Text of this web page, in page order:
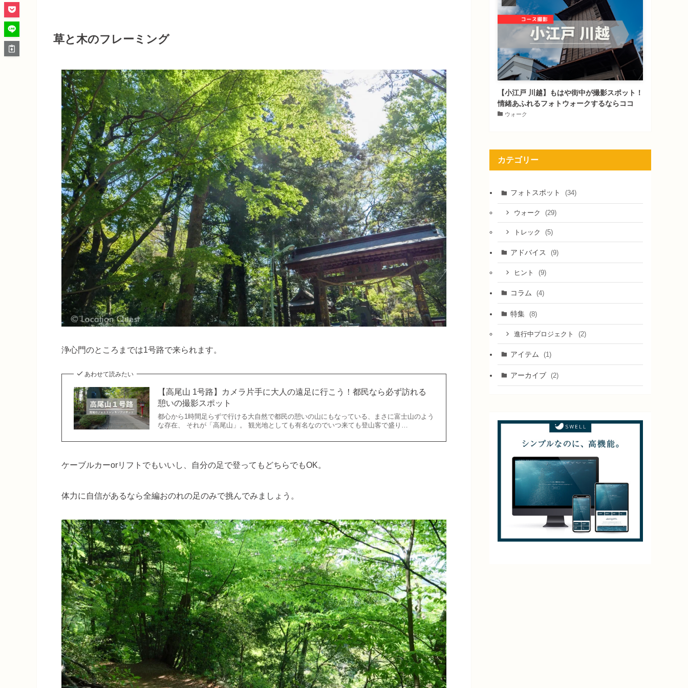
草と木のフレーミング
浄心門のところまでは1号路で来られます。
あわせて読みたい
【高尾山 1号路】カメラ片手に大人の遠足に行こう！都民なら必ず訪れる
憩いの撮影スポット
都心から1時間足らずで行ける大自然で都民の憩いの山にもなっている、まさに富士山のよう
な存在、 それが「高尾山」。 観光地としても有名なのでいつ来ても登山客で盛り…
ケーブルカーorリフトでもいいし、自分の足で登ってもどちらでもOK。
体力に自信があるなら全編おのれの足のみで挑んでみましょう。
【小江戸 川越】もはや街中が撮影スポット！
情緒あふれるフォトウォークするならココ
ウォーク
カテゴリー
フォトスポット (34)
ウォーク (29)
トレック (5)
アドバイス (9)
ヒント (9)
コラム (4)
特集 (8)
進行中プロジェクト (2)
アイテム (1)
アーカイブ (2)